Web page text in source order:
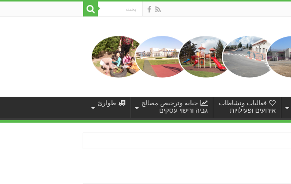
فعاليات ونشاطات
אירועים ופעילויות
جباية وترخيص مصالح
גביה ורישוי עסקים
طوارئ